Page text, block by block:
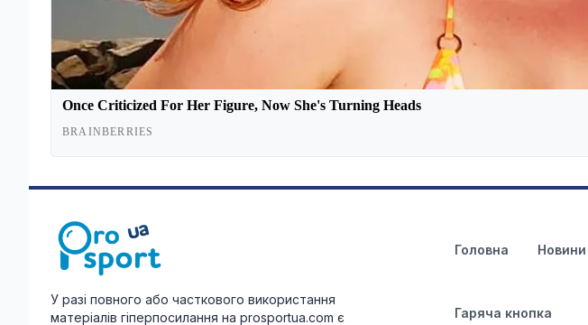
У разі повного або часткового використання
матеріалів гіперпосилання на prosportua.com є
Головна Новини
Гаряча кнопка